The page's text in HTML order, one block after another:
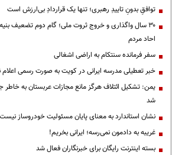
توافقِ بدونِ تاییدِ رهبری؛ تنها یک قراردادِ بی‌ارزش است
۳۰ سال واگذاری و خروج ثروت ملی؛ گام دوم تضعیف
احاد مردم
سفر فرمانده سنتکام به اراضی اشغالی
خبر تعطیلی مدرسه ایرانی در کویت به صورت رسمی
یمن: تشکیل ائتلاف هرگز مانع مجازات عربستان به
شد
نشان استاندارد به معنای پایان مسئولیت خودروساز نیست
غریبه به دادمون نمی‌رسه؛ ایرانی بخریم!
بسته اینترنت رایگان برای خبرنگاران فعال شد